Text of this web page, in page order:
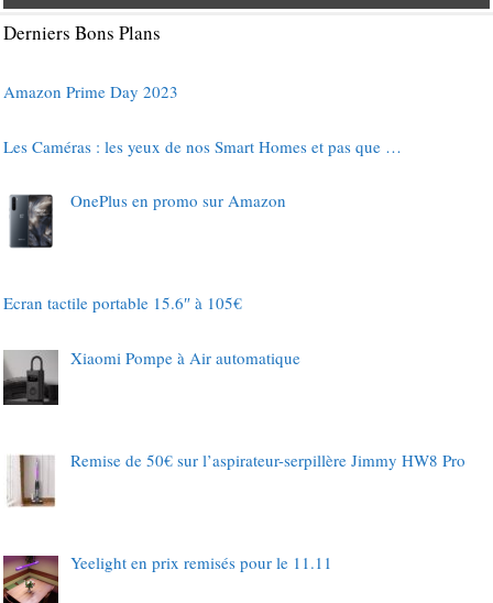
Derniers Bons Plans
Amazon Prime Day 2023
Les Caméras : les yeux de nos Smart Homes et pas que …
OnePlus en promo sur Amazon
Ecran tactile portable 15.6″ à 105€
Xiaomi Pompe à Air automatique
Remise de 50€ sur l’aspirateur-serpillère Jimmy HW8 Pro
Yeelight en prix remisés pour le 11.11